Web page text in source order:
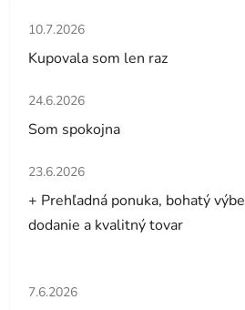
Hodnotenie obchodu je 5 z 5
10.7.2026
Kupovala som len raz
Hodnotenie obchodu je 5 z 5
24.6.2026
Som spokojna
Hodnotenie obchodu je 5 z 5
23.6.2026
+ Prehľadná ponuka, bohatý
dodanie a kvalitný tovar
Hodnotenie obchodu je 5 z 5
7.6.2026